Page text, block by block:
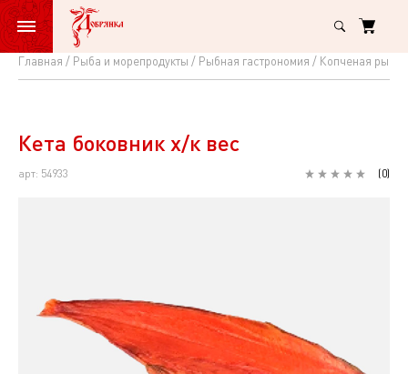
Главная Рыба и морепродукты Рыбная гастрономия Копченая рыба
Кета
х/Кета боковник х/к вес
арт: 54933 (0)